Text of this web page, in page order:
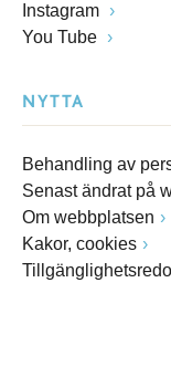
Instagram
You Tube
NYTTA
Behandling av
Senast ändrat på
Om webbplatsen
Kakor, cookies